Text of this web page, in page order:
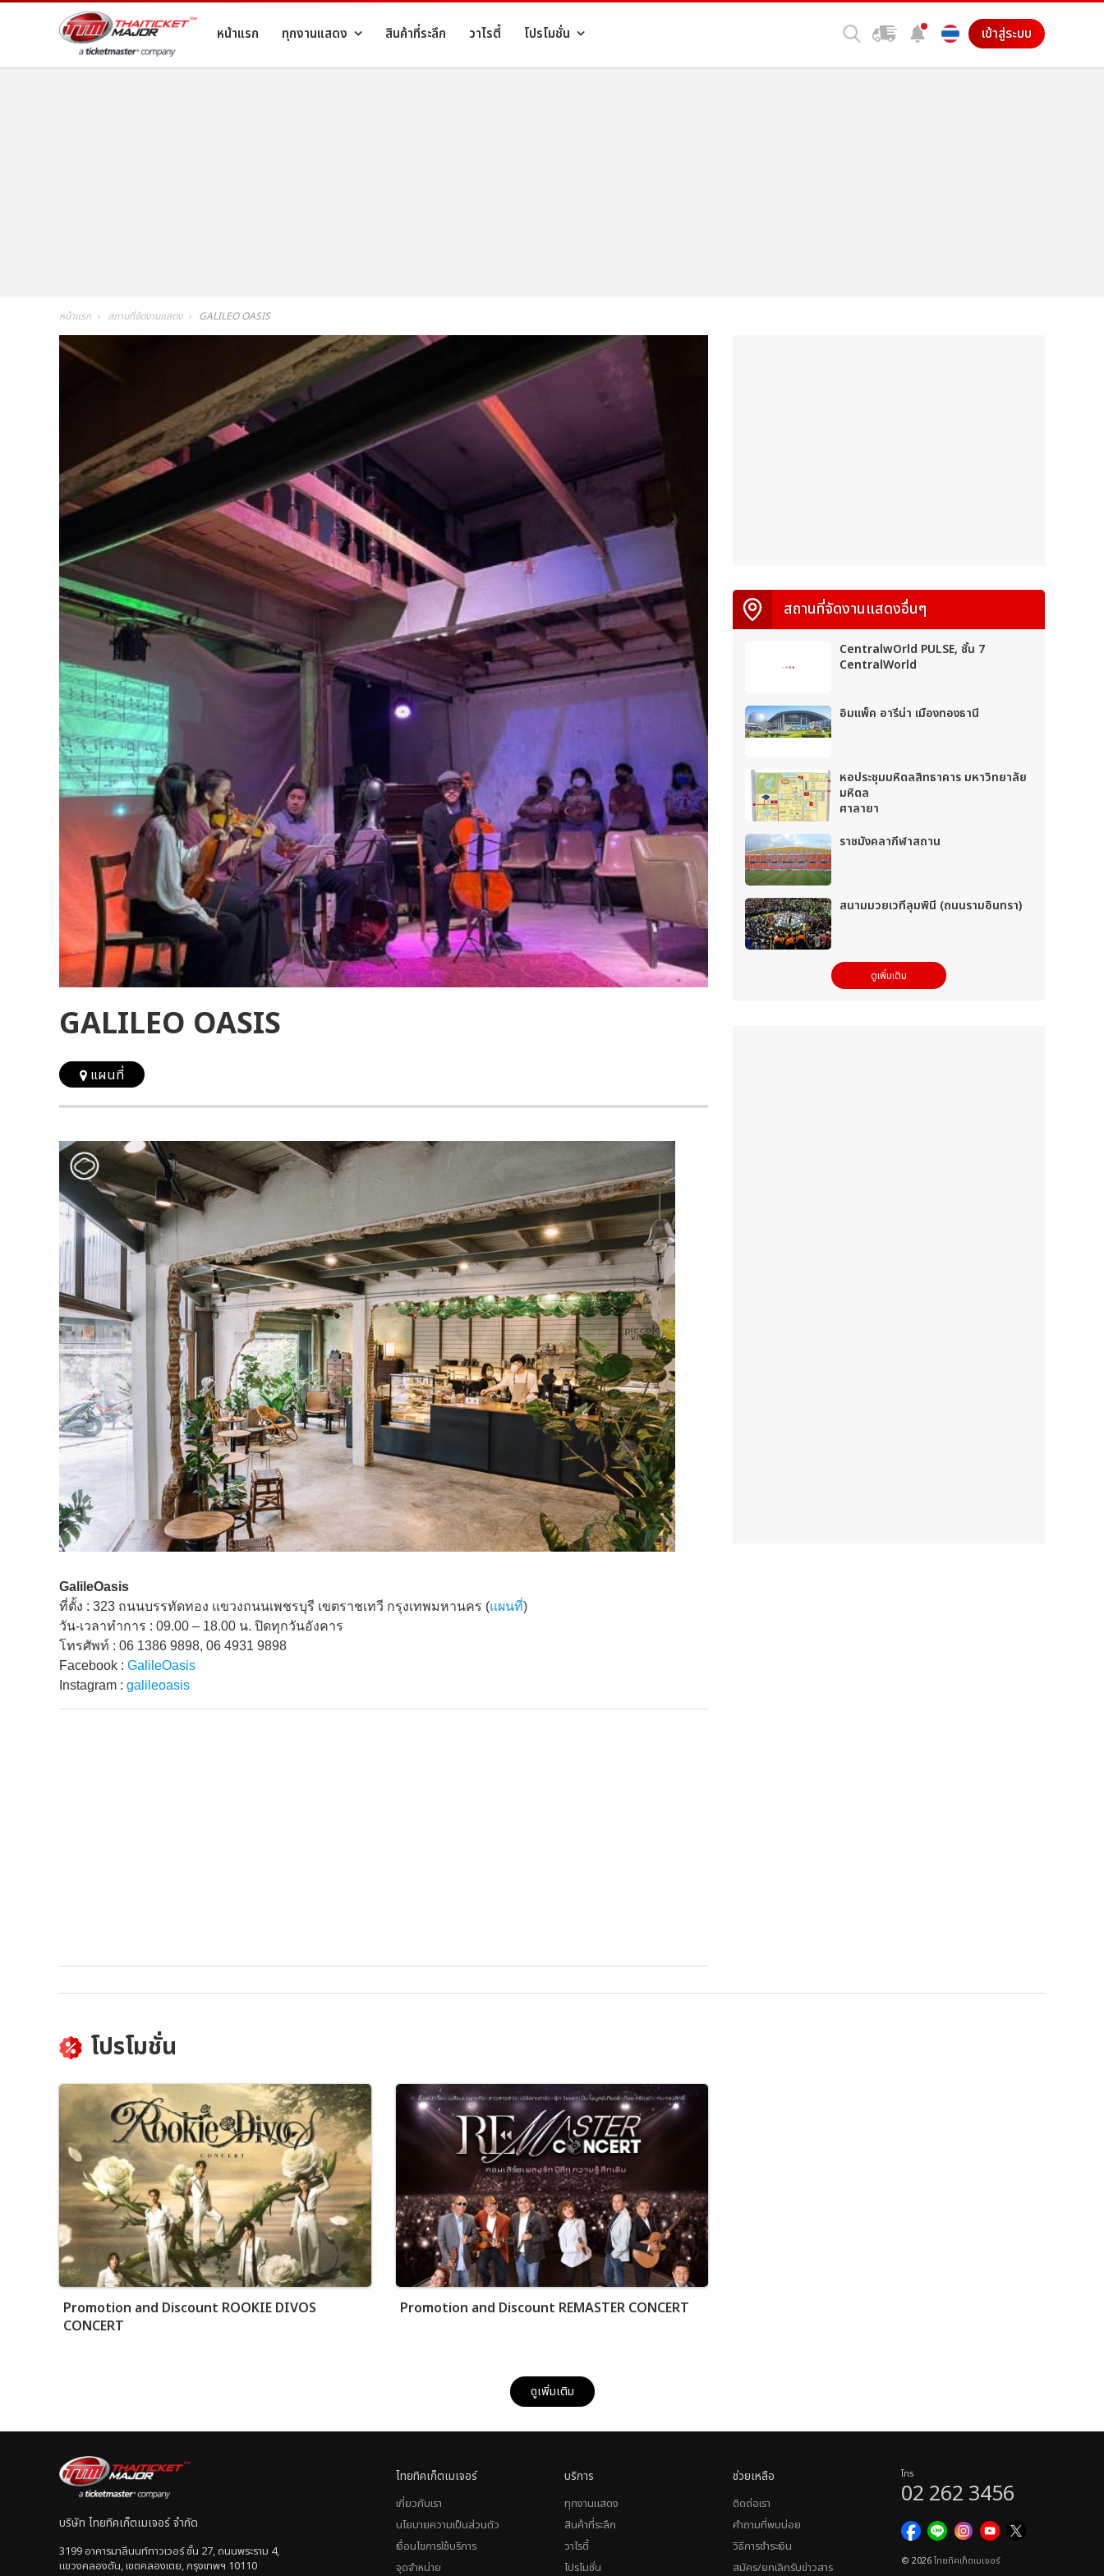
หน้าแรก ทุกงานแสดง สินค้าที่ระลึก วาไรตี้ โปรโมชั่น เข้าสู่ระบบ
หน้าแรก สถานที่จัดงานแสดง GALILEO OASIS
GALILEO OASIS
แผนที่
GalileOasis
ที่ตั้ง : 323 ถนนบรรทัดทอง แขวงถนนเพชรบุรี เขตราชเทวี กรุงเทพมหานคร (แผนที่)
วัน-เวลาทำการ : 09.00 – 18.00 น. ปิดทุกวันอังคาร
โทรศัพท์ : 06 1386 9898, 06 4931 9898
Facebook : GalileOasis
Instagram : galileoasis
สถานที่จัดงานแสดงอื่นๆ
CentralwOrld PULSE, ชั้น 7
CentralWorld
อิมแพ็ค อารีน่า เมืองทองธานี
หอประชุมมหิดลสิทธาคาร มหาวิทยาลัย
มหิดล
ศาลายา
ราชมังคลากีฬาสถาน
สนามมวยเวทีลุมพินี (ถนนรามอินทรา)
ดูเพิ่มเติม
โปรโมชั่น
Promotion and Discount ROOKIE DIVOS
CONCERT
Promotion and Discount REMASTER CONCERT
ดูเพิ่มเติม
บริษัท ไทยทิคเก็ตเมเจอร์ จำกัด
3199 อาคารมาลีนนท์ทาวเวอร์ ชั้น 27, ถนนพระราม 4,
แขวงคลองตัน, เขตคลองเตย, กรุงเทพฯ 10110
ไทยทิคเก็ตเมเจอร์
เกี่ยวกับเรา
นโยบายความเป็นส่วนตัว
เงื่อนไขการใช้บริการ
จุดจำหน่าย
บริการ
ทุกงานแสดง
สินค้าที่ระลึก
วาไรตี้
โปรโมชั่น
ช่วยเหลือ
ติดต่อเรา
คำถามที่พบบ่อย
วิธีการชำระเงิน
สมัคร/ยกเลิกรับข่าวสาร
โทร
02 262 3456
© 2026ไทยทิคเก็ตเมเจอร์